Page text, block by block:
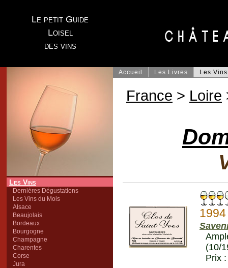
Le petit Guide
Loisel
des vins
Les Vins
Dernières Dégustations
Les Vins du Mois
Alsace
Beaujolais
Bordeaux
Bourgogne
Champagne
Charentes
Corse
Jura
Accueil Les Livres Les Vins
France > Loire
1994
(10/
Prix